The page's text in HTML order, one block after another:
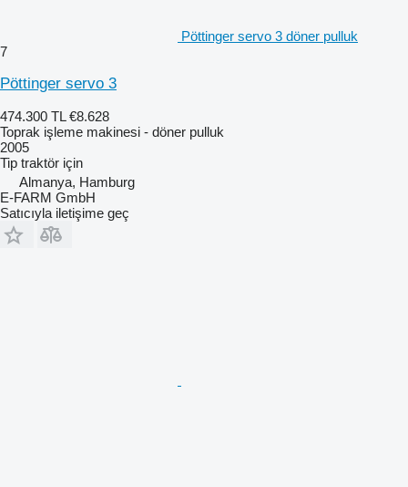
Pöttinger servo 3 döner pulluk
7
Pöttinger servo 3
474.300 TL €8.628
Toprak işleme makinesi - döner pulluk
2005
Tip traktör için
Almanya, Hamburg
E-FARM GmbH
Satıcıyla iletişime geç